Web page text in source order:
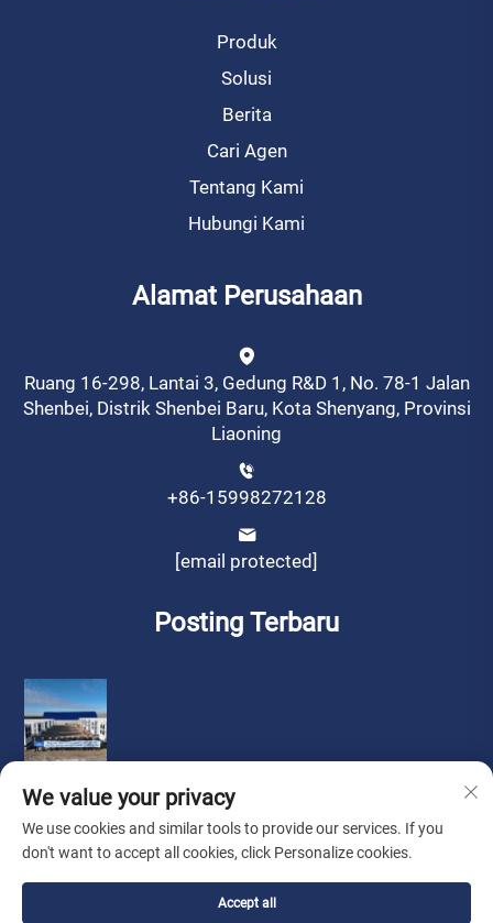
Produk
Solusi
Berita
Cari Agen
Tentang Kami
Hubungi Kami
Alamat Perusahaan
Ruang 16-298, Lantai 3, Gedung R&D 1, No. 78-1 Jalan
Shenbei, Distrik Shenbei Baru, Kota Shenyang, Provinsi
Liaoning
+86-15998272128
[email protected]
Posting Terbaru
Hak Cipta © oleh Liaoning Sinotech Group Co., Ltd.
privasi
We value your privacy
We use cookies and similar tools to provide our services. If you
don't want to accept all cookies, click Personalize cookies.
Accept all